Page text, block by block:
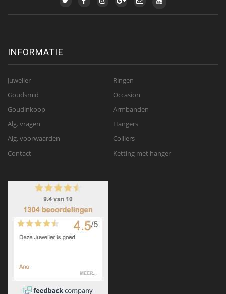
INFORMATIE
Juwelier
Goudsmid
Goudinkoop
Alg. vragen
Alg. voorwaarden
Contact
Ringen
Occasion
Armbanden
Hangers
Colliers
Ketting met hanger